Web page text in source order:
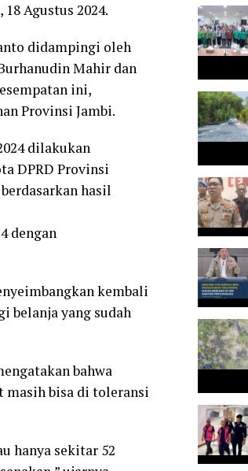
Agustus 2024.
didampingi oleh
Mahir dan
ini,
Provinsi Jambi.
dilakukan
DPRD Provinsi
hasil
dengan
kembali
belanja yang sudah
bahwa
masih bisa di toleransi
hanya sekitar 52